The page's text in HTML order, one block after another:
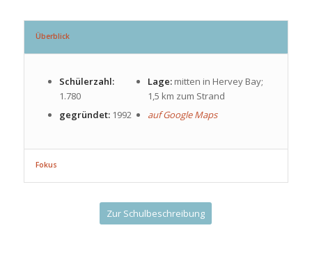
Überblick
Schülerzahl:
1.780
gegründet:1992
Lage: mitten in Hervey Bay;
1,5 km zum Strand
auf Google Maps
Fokus
Zur Schulbeschreibung